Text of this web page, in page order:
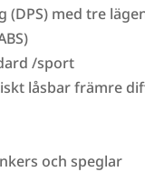
(DPS) med tre
/sport
låsbar främre
och speglar